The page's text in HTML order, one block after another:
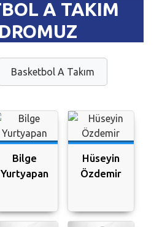
A TAKIM
Basketbol A Takım
Bilge
Yurtyapan
Hüseyin
Özdemir